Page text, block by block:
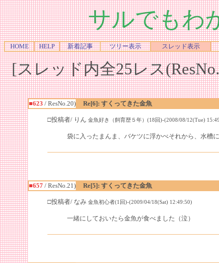
サルでもわ
HOME HELP 新着記事 ツリー表示 スレッド表示
[スレッド内全25レス
■623 / ResNo.20) Re[6]: すくってきた金魚
□投稿者/ りん 金魚好き（飼育歴５年）(18回)-(2008/08/12(Tue)
袋に入ったまんま、バケツに浮かべそれから、水槽
■657/ ResNo.21) Re[5]: すくってきた金魚
□投稿者/ なみ 金魚初心者(1回)-(2009/04/18(Sat) 12:49:50)
一緒にしておいたら金魚が食べました（泣）